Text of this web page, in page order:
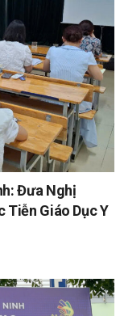
Đưa Nghị
Tiễn Giáo Dục Y